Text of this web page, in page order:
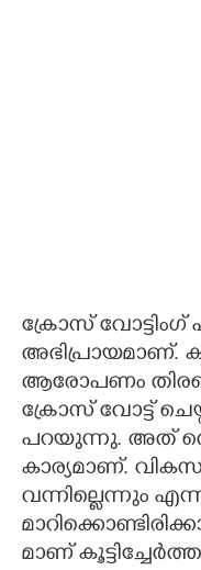
ക്രോസ്
അഭിപ്രായമാണ്.
ആരോപണം
ക്രോസ് വോട്ട്
പറയുന്നു. അത്
കാര്യമാണ്.
വന്നില്ലെന്നും
മാണ്